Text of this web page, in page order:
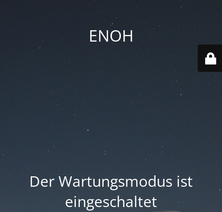
ENOH
Der Wartungsmodus ist
eingeschaltet